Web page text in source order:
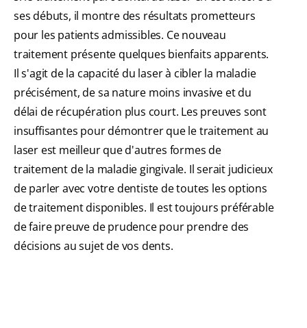
ses débuts, il montre des résultats prometteurs
pour les patients admissibles. Ce nouveau
traitement présente quelques bienfaits apparents.
Il s'agit de la capacité du laser à cibler la maladie
précisément, de sa nature moins invasive et du
délai de récupération plus court. Les preuves sont
insuffisantes pour démontrer que le traitement au
laser est meilleur que d'autres formes de
traitement de la maladie gingivale. Il serait judicieux
de parler avec votre dentiste de toutes les options
de traitement disponibles. Il est toujours préférable
de faire preuve de prudence pour prendre des
décisions au sujet de vos dents.